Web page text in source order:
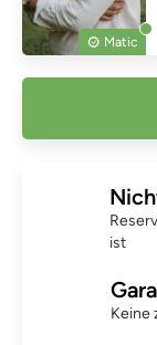
Matic
ist
Keine